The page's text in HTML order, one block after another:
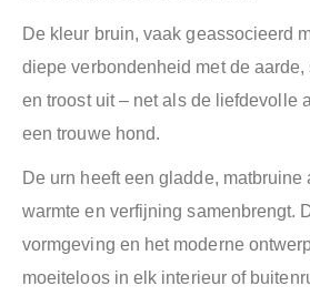
De kleur bruin, vaak geassocieerd
diepe verbondenheid met de
en troost uit – net als de liefdevolle
een trouwe hond.
De urn heeft een gladde, matbruine
warmte en verfijning samenbrengt.
vormgeving en het moderne
moeiteloos in elk interieur of